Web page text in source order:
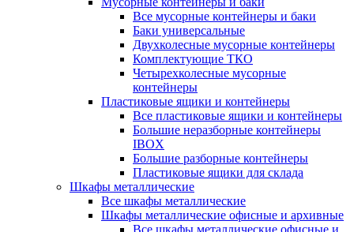
Все мусорные контейнеры и баки
Баки универсальные
Двухколесные мусорные контейнеры
Комплектующие ТКО
Четырехколесные мусорные
контейнеры
Пластиковые ящики и контейнеры
Все пластиковые ящики и контейнеры
Большие неразборные контейнеры
IBOX
Большие разборные контейнеры
Пластиковые ящики для склада
Шкафы металлические
Все шкафы металлические
Шкафы металлические офисные и архивные
Все шкафы металлические офисные и